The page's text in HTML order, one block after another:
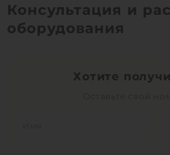
Консультация и
оборудования
Хотите